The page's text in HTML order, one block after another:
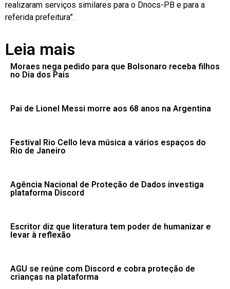
realizaram serviços similares para o Dnocs-PB e para a
referida prefeitura”.
Leia mais
Moraes nega pedido para que Bolsonaro receba filhos
no Dia dos Pais
Pai de Lionel Messi morre aos 68 anos na Argentina
Festival Rio Cello leva música a vários espaços do
Rio de Janeiro
Agência Nacional de Proteção de Dados investiga
plataforma Discord
Escritor diz que literatura tem poder de humanizar e
levar à reflexão
AGU se reúne com Discord e cobra proteção de
crianças na plataforma